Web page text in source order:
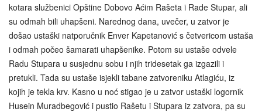
kotara službenici Opštine Dobovo Aćim Rašeta i Rade Stupar, ali
su odmah bili uhapšeni. Narednog dana, uvečer, u zatvor je
došao ustaški natporučnik Enver Kapetanović s četvericom ustaša
i odmah počeo šamarati uhapšenike. Potom su ustaše odvele
Radu Stupara u susjednu sobu i njih tridesetak ga izgazili i
pretukli. Tada su ustaše isjekli tabane zatvoreniku Atlagiću, iz
kojih je tekla krv. Kasno u noć stigao je u zatvor ustaški logornik
Husein Muradbegović i pustio Rašetu i Stupara iz zatvora, pa su